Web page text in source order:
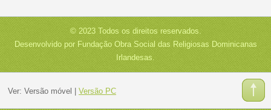
© 2023 Todos os direitos reservados.
Desenvolvido por Fundação Obra Social das Religiosas Dominicanas
Irlandesas.
Ver: Versão móvel | Versão PC